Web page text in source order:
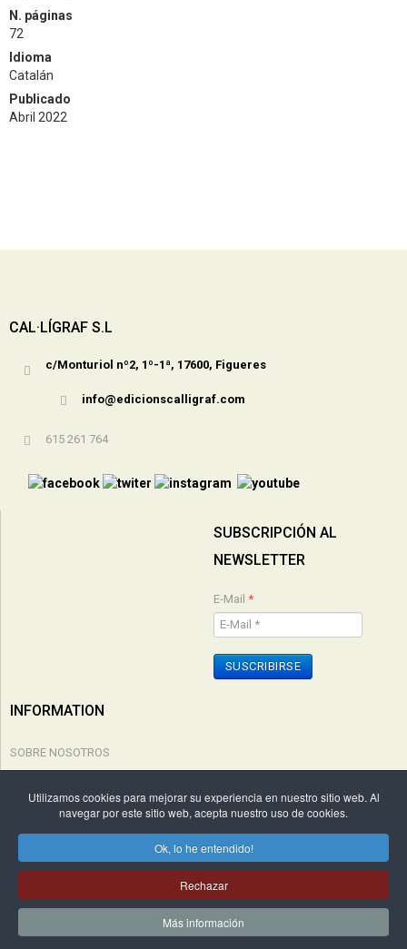
N. páginas
72
Idioma
Catalán
Publicado
Abril 2022
CAL·LÍGRAF S.L
c/Monturiol nº2, 1º-1ª, 17600, Figueres
info@edicionscalligraf.com
615 261 764
SUBSCRIPCIÓN AL
NEWSLETTER
E-Mail *
SUSCRIBIRSE
INFORMATION
SOBRE NOSOTROS
CONDICIONES COMPRA
Copyright © 2026 Edicions Cal·lígraf. Todos los derechos reservados. by
WebActualizable.com
Utilizamos cookies para mejorar su experiencia en nuestro sitio web. Al
navegar por este sitio web, acepta nuestro uso de cookies.
Ok, lo he entendido!
Rechazar
Más información